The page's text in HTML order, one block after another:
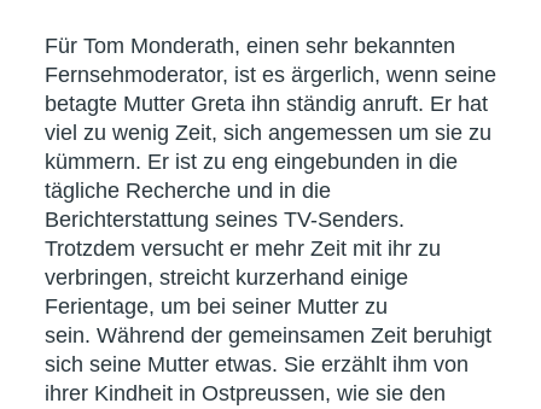
Für Tom Monderath, einen sehr bekannten
Fernsehmoderator, ist es ärgerlich, wenn seine
betagte Mutter Greta ihn ständig anruft. Er hat
viel zu wenig Zeit, sich angemessen um sie zu
kümmern. Er ist zu eng eingebunden in die
tägliche Recherche und in die
Berichterstattung seines TV-Senders.
Trotzdem versucht er mehr Zeit mit ihr zu
verbringen, streicht kurzerhand einige
Ferientage, um bei seiner Mutter zu
sein. Während der gemeinsamen Zeit beruhigt
sich seine Mutter etwas. Sie erzählt ihm von
ihrer Kindheit in Ostpreussen, wie sie den